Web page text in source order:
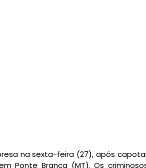
na sexta-feira (27), após
Ponte Branca (MT). Os